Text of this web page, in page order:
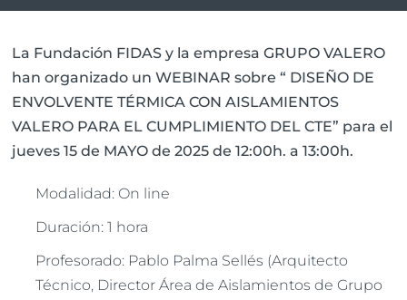
La Fundación FIDAS y la empresa GRUPO VALERO
han organizado un WEBINAR sobre “ DISEÑO DE
ENVOLVENTE TÉRMICA CON AISLAMIENTOS
VALERO PARA EL CUMPLIMIENTO DEL CTE” para el
jueves 15 de MAYO de 2025 de 12:00h. a 13:00h.
Modalidad: On line
Duración: 1 hora
Profesorado: Pablo Palma Sellés (Arquitecto
Técnico, Director Área de Aislamientos de Grupo